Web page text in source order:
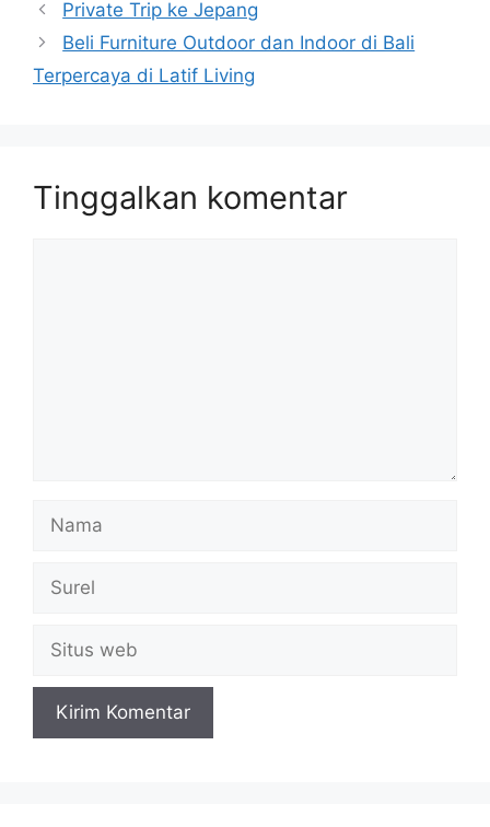
Private Trip ke Jepang
Beli Furniture Outdoor dan Indoor di Bali
Terpercaya di Latif Living
Tinggalkan komentar
Nama
Surel
Situs
web